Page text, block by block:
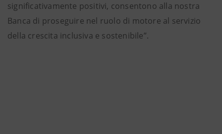
significativamente positivi, consentono alla nostra
Banca di proseguire nel ruolo di motore al servizio
della crescita inclusiva e sostenibile”.